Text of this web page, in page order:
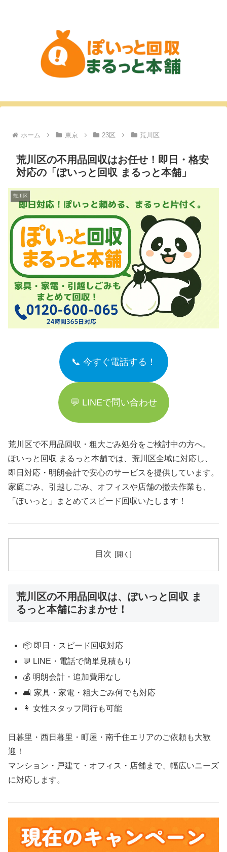
ホーム 東京 23区 荒川区
荒川区の不用品回収はお任せ！即日・格安
対応の「ぽいっと回収 まるっと本舗」
荒川区
📞 今すぐ電話する！
💬 LINEで問い合わせ
荒川区で不用品回収・粗大ごみ処分をご検討中の方へ。
ぽいっと回収 まるっと本舗では、荒川区全域に対応し、
即日対応・明朗会計で安心のサービスを提供しています。
家庭ごみ、引越しごみ、オフィスや店舗の撤去作業も、
「ぽいっと」まとめてスピード回収いたします！
目次
荒川区の不用品回収は、ぽいっと回収 ま
るっと本舗におまかせ！
📦 即日・スピード回収対応
💬 LINE・電話で簡単見積もり
💰 明朗会計・追加費用なし
🛋 家具・家電・粗大ごみ何でも対応
👩 女性スタッフ同行も可能
日暮里・西日暮里・町屋・南千住エリアのご依頼も大歓
迎！
マンション・戸建て・オフィス・店舗まで、幅広いニーズ
に対応します。